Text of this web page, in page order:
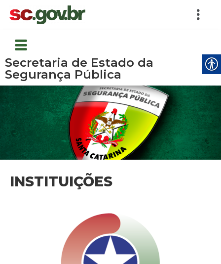
Secretaria de Estado da
Segurança Pública
INSTITUIÇÕES